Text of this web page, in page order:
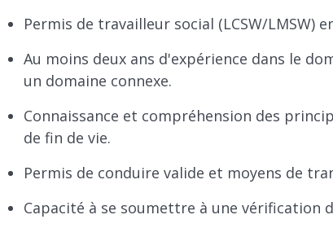
Permis de travailleur social (LCSW/LMSW)
Au moins deux ans d'expérience dans le
un domaine connexe.
Connaissance et compréhension des
de fin de vie.
Permis de conduire valide et moyens de
Capacité à se soumettre à une vérification